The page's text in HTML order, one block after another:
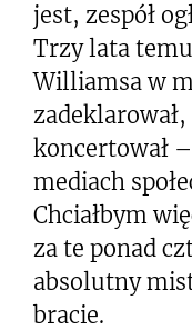
jest, zespół
Trzy lata
Williamsa w
koncertował
mediach
Chciałbym
za te ponad
absolutny
bracie.